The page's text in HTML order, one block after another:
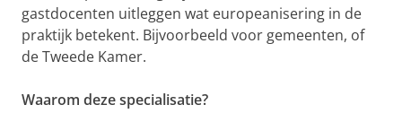
gastdocenten uitleggen wat europeanisering in de
praktijk betekent. Bijvoorbeeld voor gemeenten, of
de Tweede Kamer.
Waarom deze specialisatie?